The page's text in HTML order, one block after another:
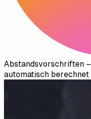
Abstandsvorschriften –
automatisch berechnet